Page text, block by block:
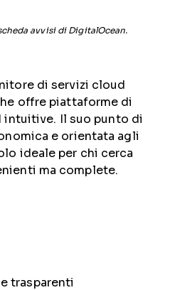
avvisi di DigitalOcean.
di servizi cloud
offre piattaforme di
intuitive. Il suo punto di
e orientata agli
ideale per chi cerca
ma complete.
trasparenti